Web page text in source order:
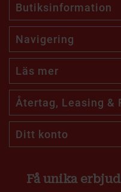
Butiksinformation
Navigering
Läs mer
Återtag, Leasing &
Ditt konto
Få unika